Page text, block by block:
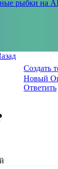
Создать
Новый
Ответить